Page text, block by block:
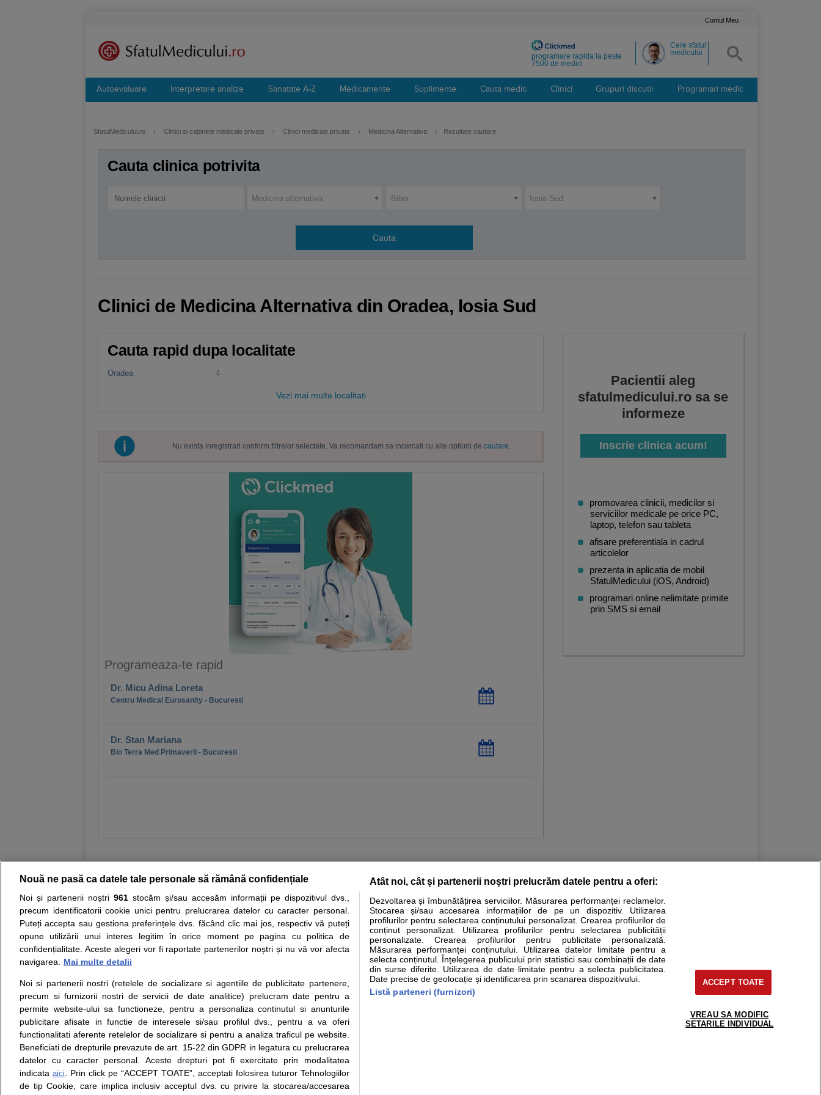
Contul Meu
Cere sfatul
medicului
programare rapida la peste
7500 de medici
Autoevaluare Interpretare analize Sanatate A-Z Medicamente Suplimente Cauta medic Clinici Grupuri discutii Programari medic
SfatulMedicului.ro › Clinici si cabinete medicale private › Clinici medicale private › Medicina Alternativa › Rezultate cautare
Cauta clinica potrivita
Medicina alternativa Bihor Iosia Sud
Clinici de Medicina Alternativa din Oradea, Iosia Sud
Cauta rapid dupa localitate
Oradea 4
Vezi mai multe localitati
Nu exista inregistrari conform filtrelor selectate. Va recomandam sa incercati cu alte optiuni de cautare.
Programeaza-te rapid
Dr. Micu Adina Loreta
Centru Medical Eurosanity - Bucuresti
Dr. Stan Mariana
Bio Terra Med Primaverii - Bucuresti
Pacientii aleg
sfatulmedicului.ro sa se
informeze
Inscrie clinica acum!
promovarea clinicii, medicilor si
serviciilor medicale pe orice PC,
laptop, telefon sau tableta
afisare preferentiala in cadrul
articolelor
prezenta in aplicatia de mobil
SfatulMedicului (iOS, Android)
programari online nelimitate primite
prin SMS si email
Resurse: Autoevaluare simptome Interpretare analize Specialitati medicale Boli si afectiuni Calculatoare Stiri medicale
Opiniile avizate ale medicilor, sfaturile si orice alte informatii despre sanatate disponibile pe sfatulmedicului.ro au scop informativ si educational. Ele nu pot substitui consultul medical direct si
nici diagnosticul stabilit in urma investigatiilor si analizelor medicale. Va sfatuim, ca pe langa informatia primita pe sfatulmedicului.ro sa consultati fie medicul Dvs., fie unul dintre medicii pe care
ii punem la dispozitie pentru programare in sistemul de programari la medic Clickmed.
Despre noi
Despre noi
Contact
Intrebari frecvente
Consultanti
medicali
Legal
Termeni si conditii
Politica de
confidentialitate
Politica de cookie
Modifica Setarile Cookie
Drepturile consumatorului
Protectia consumatorilor - ANPC
Solutionarea Alternativa a
Litigiilor
Info consumator: 0800.080.999
Formulare europene - CNAS
Ministerul Sanatatii - ANMDM
Parteneri
support@sfatulmedicului.ro
© Copyright © 2005 - 2026
Nouă ne pasă ca datele tale personale să rămână confidențiale
Noi și partenerii noștri 961stocăm și/sau accesăm informații pe dispozitivul dvs.,
precum identificatorii cookie unici pentru prelucrarea datelor cu caracter personal.
Puteți accepta sau gestiona preferințele dvs. făcând clic mai jos, respectiv vă puteți
opune utilizării unui interes legitim în orice moment pe pagina cu politica de
confidențialitate. Aceste alegeri vor fi raportate partenerilor noștri și nu vă vor afecta
navigarea.
Mai multe detalii
Noi si partenerii nostri (retelele de socializare si agentiile de publicitate partenere,
precum si furnizorii nostri de servicii de date analitice) prelucram date pentru a
permite website-ului sa functioneze, pentru a personaliza continutul si anunturile
publicitare afisate in functie de interesele si/sau profilul dvs., pentru a va oferi
functionalitati aferente retelelor de socializare si pentru a analiza traficul pe website.
Beneficiati de drepturile prevazute de art. 15-22 din GDPR in legatura cu prelucrarea
datelor cu caracter personal. Aceste drepturi pot fi exercitate prin modalitatea
indicata aici. Prin click pe “ACCEPT TOATE”, acceptati folosirea tuturor Tehnologiilor
de tip Cookie, care implica inclusiv acceptul dvs. cu privire la stocarea/accesarea
Atât noi, cât și partenerii noștri prelucrăm datele pentru a oferi:
Dezvoltarea și îmbunătățirea serviciilor. Măsurarea performanței reclamelor.
Stocarea și/sau accesarea informațiilor de pe un dispozitiv. Utilizarea
profilurilor pentru selectarea conținutului personalizat. Crearea profilurilor de
conținut personalizat. Utilizarea profilurilor pentru selectarea publicității
personalizate. Crearea profilurilor pentru publicitate personalizată.
Măsurarea performanței conținutului. Utilizarea datelor limitate pentru a
selecta conținutul. Înțelegerea publicului prin statistici sau combinații de date
din surse diferite. Utilizarea de date limitate pentru a selecta publicitatea.
Date precise de geolocație și identificarea prin scanarea dispozitivului.
Listă parteneri (furnizori)
ACCEPT TOATE
VREAU SA MODIFIC
SETARILE INDIVIDUAL